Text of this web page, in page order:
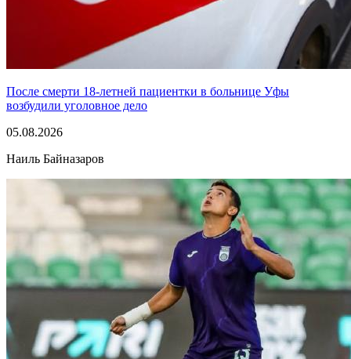
После смерти 18-летней пациентки в больнице Уфы
возбудили уголовное дело
05.08.2026
Наиль Байназаров